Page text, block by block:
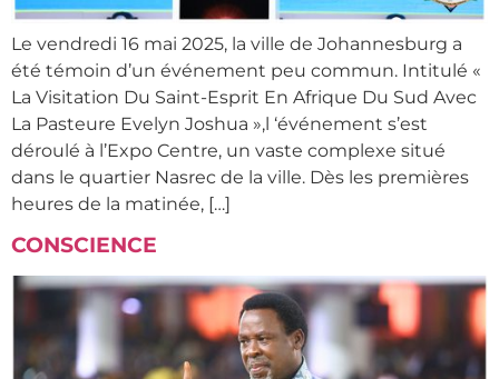
Le vendredi 16 mai 2025, la ville de Johannesburg a
été témoin d’un événement peu commun. Intitulé «
La Visitation Du Saint-Esprit En Afrique Du Sud Avec
La Pasteure Evelyn Joshua »,l ‘événement s’est
déroulé à l’Expo Centre, un vaste complexe situé
dans le quartier Nasrec de la ville. Dès les premières
heures de la matinée, […]
CONSCIENCE